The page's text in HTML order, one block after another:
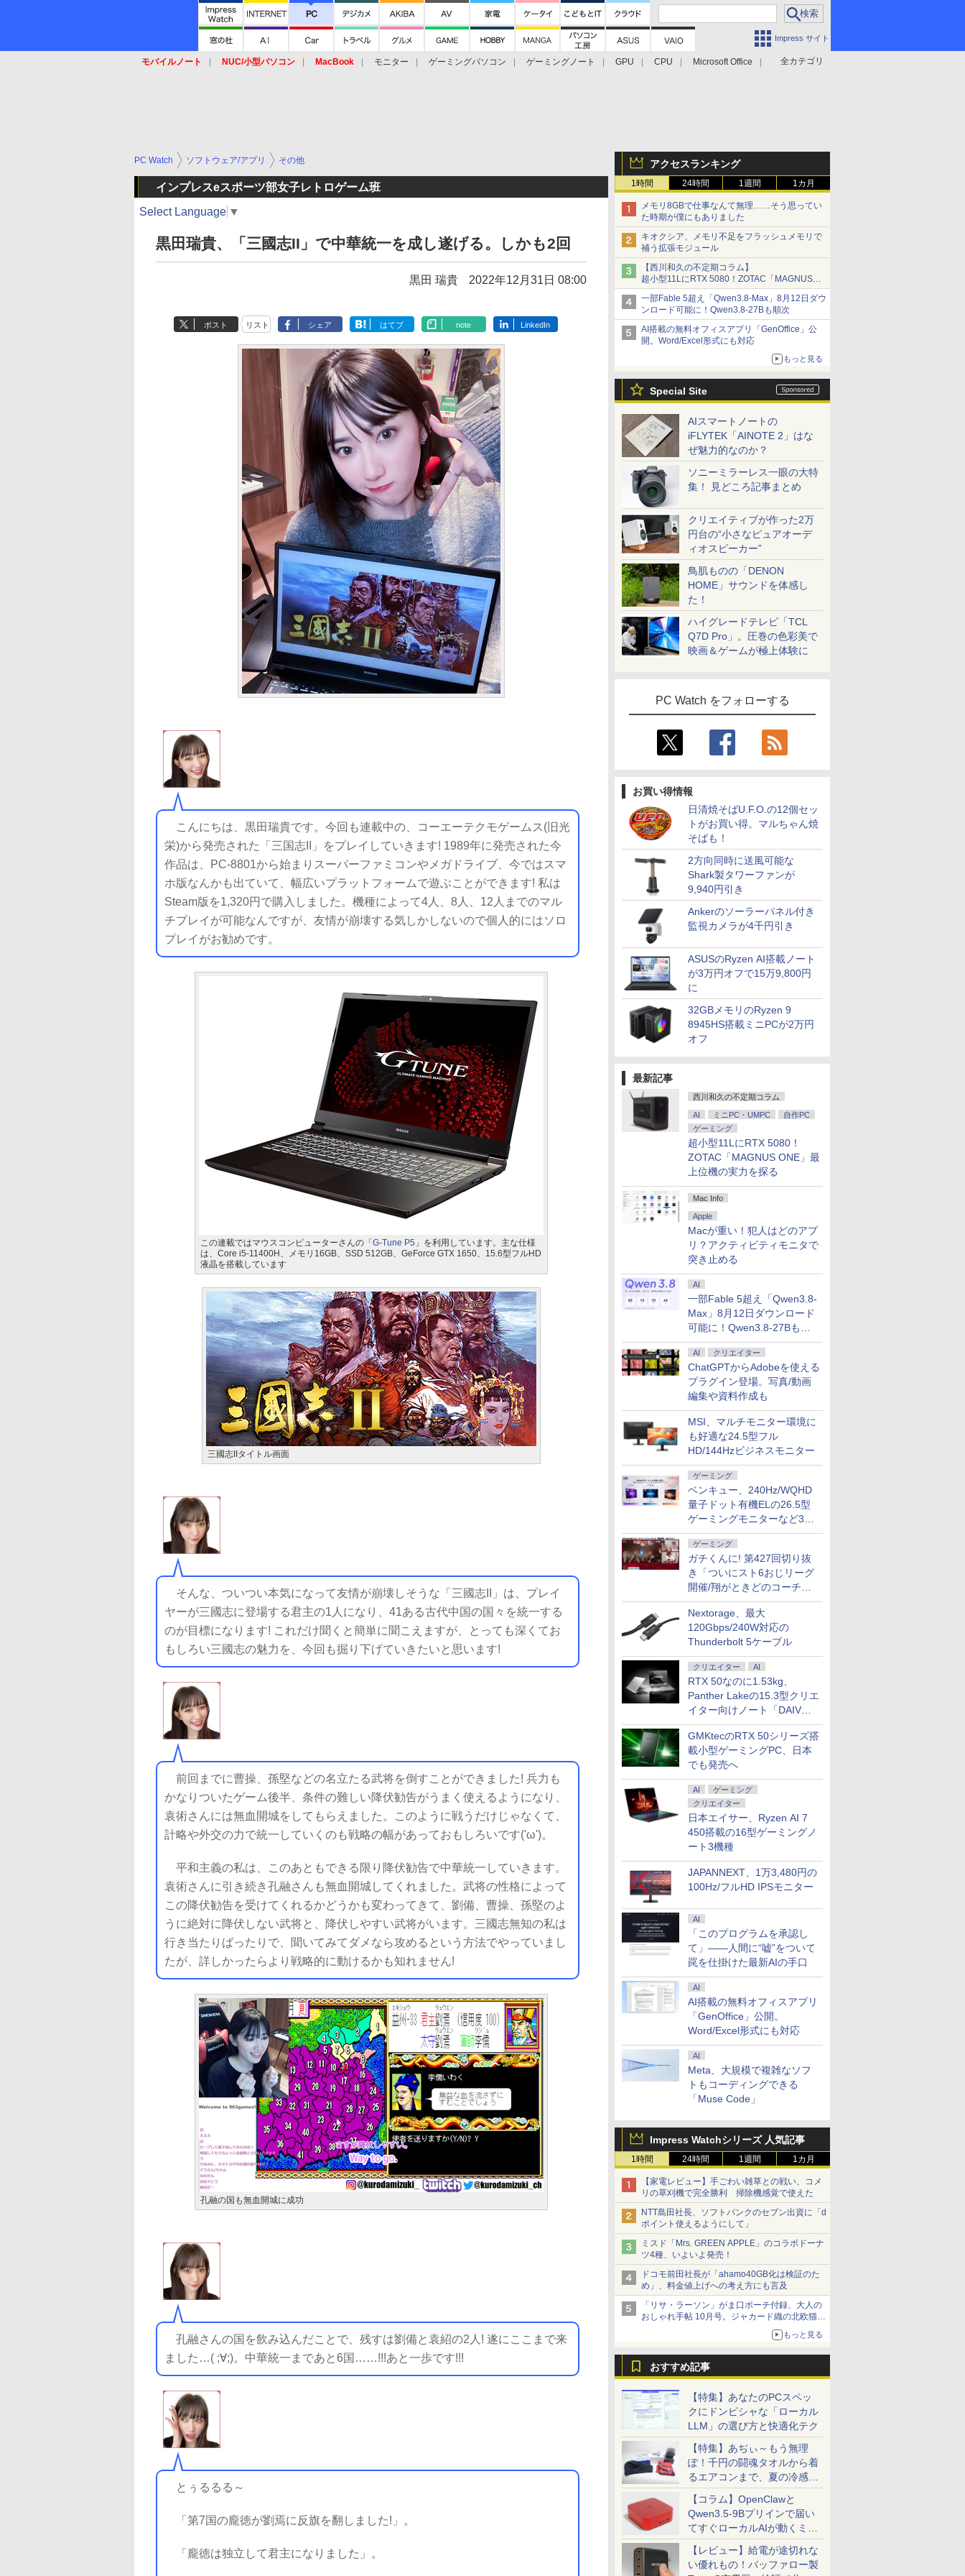
Impress サイト
全カテゴリ
モバイルノート NUC/小型パソコン MacBook モニター ゲーミングパソコン ゲーミングノート GPU CPU
Microsoft Office
アクセスランキング
1時間 24時間 1週間 1カ月
メモリ8GBで仕事なんて無理……そう思ってい
た時期が僕にもありました
キオクシア、メモリ不足をフラッシュメモリで
補う拡張モジュール
【西川和久の不定期コラム】
超小型11LにRTX 5080！ZOTAC「MAGNUS
ONE」最上位機の実力を探る
一部Fable 5超え「Qwen3.8-Max」8月12日ダウ
ンロード可能に！Qwen3.8-27Bも順次
AI搭載の無料オフィスアプリ「GenOffice」公
開。Word/Excel形式にも対応
もっと見る
Special Site
AIスマートノートの
iFLYTEK「AINOTE 2」はな
ぜ魅力的なのか？
ソニーミラーレス一眼の大特
集！ 見どころ記事まとめ
クリエイティブが作った2万
円台の“小さなピュアオーデ
ィオスピーカー”
鳥肌ものの「DENON
HOME」サウンドを体感し
た！
ハイグレードテレビ「TCL
Q7D Pro」。圧巻の色彩美で
映画＆ゲームが極上体験に
PC Watch をフォローする
お買い得情報
日清焼そばU.F.O.の12個セッ
トがお買い得。マルちゃん焼
そばも！
2方向同時に送風可能な
Shark製タワーファンが
9,940円引き
Ankerのソーラーパネル付き
監視カメラが4千円引き
ASUSのRyzen AI搭載ノート
が3万円オフで15万9,800円
に
32GBメモリのRyzen 9
8945HS搭載ミニPCが2万円
オフ
最新記事
西川和久の不定期コラム
AI ミニPC・UMPC
自作PC
ゲーミング
超小型11LにRTX 5080！
ZOTAC「MAGNUS ONE」最
上位機の実力を探る
Mac Info
Apple
Macが重い！犯人はどのアプ
リ？アクティビティモニタで
突き止める
AI
一部Fable 5超え「Qwen3.8-
Max」8月12日ダウンロード
可能に！Qwen3.8-27Bも順
次
AI クリエイター
ChatGPTからAdobeを使える
プラグイン登場。写真/動画
編集や資料作成も
MSI、マルチモニター環境に
も好適な24.5型フル
HD/144Hzビジネスモニター
ゲーミング
ベンキュー、240Hz/WQHD
量子ドット有機ELの26.5型
ゲーミングモニターなど3機
種
ゲーミング
ガチくんに! 第427回切り抜
き「ついにスト6おじリーグ
開催/翔がときどのコーチ就
任など」
Nextorage、最大
120Gbps/240W対応の
Thunderbolt 5ケーブル
クリエイター AI
RTX 50なのに1.53kg、
Panther Lakeの15.3型クリエ
イター向けノート「DAIV
Z5」
GMKtecのRTX 50シリーズ搭
載小型ゲーミングPC、日本
でも発売へ
AI
ゲーミング
クリエイター
日本エイサー、Ryzen AI 7
450搭載の16型ゲーミングノ
ート3機種
JAPANNEXT、1万3,480円の
100Hz/フルHD IPSモニター
AI
「このプログラムを承認し
て」――人間に“嘘”をついて
罠を仕掛けた最新AIの手口
AI
AI搭載の無料オフィスアプリ
「GenOffice」公開。
Word/Excel形式にも対応
AI
Meta、大規模で複雑なソフ
トもコーディングできる
「Muse Code」
Impress Watchシリーズ 人気記事
1時間 24時間 1週間 1カ月
【家電レビュー】手ごわい雑草との戦い、コメ
リの草刈機で完全勝利 掃除機感覚で使えた
NTT島田社長、ソフトバンクのセブン出資に「d
ポイント使えるようにして」
ミスド「Mrs. GREEN APPLE」のコラボドーナ
ツ4種、いよいよ発売！
ドコモ前田社長が「ahamo40GB化は検証のた
め」、料金値上げへの考え方にも言及
「リサ・ラーソン」がま口ポーチ付録、大人の
おしゃれ手帖 10月号。ジャカード織の北欧猫デ
もっと見る
おすすめ記事
【特集】あなたのPCスペッ
クにドンピシャな「ローカル
LLM」の選び方と快適化テク
【特集】あぢぃ～もう無理
ぽ！千円の闘魂タオルから着
るエアコンまで、夏の冷感グ
ッズ一挙紹介
【コラム】OpenClawと
Qwen3.5-9Bプリインで届い
てすぐローカルAIが動くミニ
PC「SER9 Pro」
【レビュー】給電が途切れな
い優れもの！バッファロー製
PC Watch ソフトウェア/アプリ その他
インプレスeスポーツ部女子レトロゲーム班
Select Language ▼
黒田瑞貴、「三國志II」で中華統一を成し遂げる。しかも2回
黒田 瑞貴 2022年12月31日 08:00
ポスト リスト シェア はてブ note LinkedIn
こんにちは、黒田瑞貴です。今回も連載中の、コーエーテクモゲームス(旧光
栄)から発売された「三国志II」をプレイしていきます! 1989年に発売された今
作品は、PC‐8801から始まりスーパーファミコンやメガドライブ、今ではスマ
ホ版なんかも出ていて、幅広いプラットフォームで遊ぶことができます! 私は
Steam版を1,320円で購入しました。機種によって4人、8人、12人までのマル
チプレイが可能なんですが、友情が崩壊する気しかしないので個人的にはソロ
プレイがお勧めです。
この連載ではマウスコンピューターさんの「 G-Tune P5 」を利用しています。主な仕様
は、Core i5-11400H、メモリ16GB、SSD 512GB、GeForce GTX 1650、15.6型フルHD
液晶を搭載しています
三國志IIタイトル画面
そんな、ついつい本気になって友情が崩壊しそうな「三國志II」は、プレイ
ヤーが三國志に登場する君主の1人になり、41ある古代中国の国々を統一する
のが目標になります! これだけ聞くと簡単に聞こえますが、とっても深くてお
もしろい三國志の魅力を、今回も掘り下げていきたいと思います!
前回までに曹操、孫堅などの名立たる武将を倒すことができました! 兵力も
かなりついたゲーム後半、条件の難しい降伏勧告がうまく使えるようになり、
袁術さんには無血開城をしてもらえました。このように戦うだけじゃなくて、
計略や外交の力で統一していくのも戦略の幅があっておもしろいです('ω')。
平和主義の私は、このあともできる限り降伏勧告で中華統一していきます。
袁術さんに引き続き孔融さんも無血開城してくれました。武将の性格によって
この降伏勧告を受けてくれるかどうかも変わってきて、劉備、曹操、孫堅のよ
うに絶対に降伏しない武将と、降伏しやすい武将がいます。三國志無知の私は
行き当たりばったりで、聞いてみてダメなら攻めるという方法でやっていまし
たが、詳しかったらより戦略的に動けるかも知れません!
孔融の国も無血開城に成功
孔融さんの国を飲み込んだことで、残すは劉備と袁紹の2人! 遂にここまで来
ました…( ;∀;)。中華統一まであと6国……!!!あと一歩です!!!
とぅるるる～
「第7国の龐徳が劉焉に反旗を翻しました!」。
「龐徳は独立して君主になりました」。